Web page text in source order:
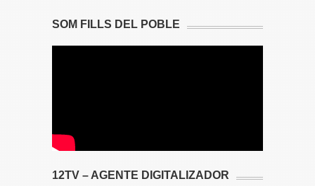
SOM FILLS DEL POBLE
12TV – AGENTE DIGITALIZADOR